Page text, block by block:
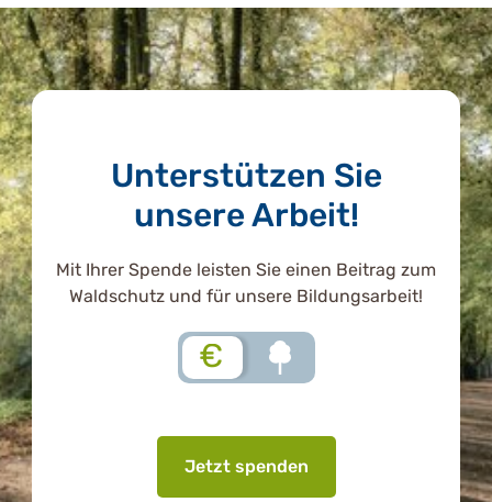
Unterstützen Sie
unsere Arbeit!
Mit Ihrer Spende leisten Sie einen Beitrag zum
Waldschutz und für unsere Bildungsarbeit!
€
Jetzt spenden